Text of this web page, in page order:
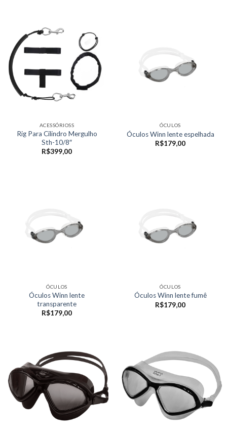
ACESSÓRIOSS
Rig Para Cilindro Mergulho
Sth-10/8″
R$399,00
ÓCULOS
Óculos Winn lente espelhada
R$179,00
ÓCULOS
Óculos Winn lente
transparente
R$179,00
ÓCULOS
Óculos Winn lente fumê
R$179,00